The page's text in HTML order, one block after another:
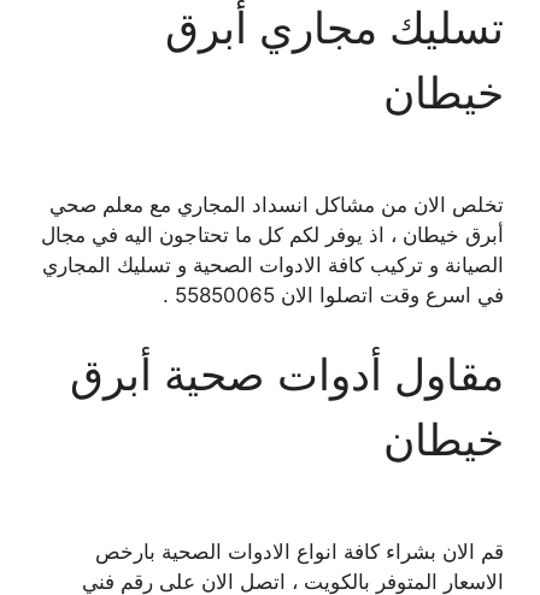
تسليك مجاري أبرق
خيطان
تخلص الان من مشاكل انسداد المجاري مع معلم صحي
أبرق خيطان ، اذ يوفر لكم كل ما تحتاجون اليه في مجال
الصيانة و تركيب كافة الادوات الصحية و تسليك المجاري
في اسرع وقت اتصلوا الان 55850065 .
مقاول أدوات صحية أبرق
خيطان
قم الان بشراء كافة انواع الادوات الصحية بارخص
الاسعار المتوفر بالكويت ، اتصل الان على رقم فني